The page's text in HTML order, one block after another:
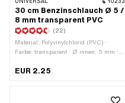
UNIVERSAL 10233
30 cm Benzinschlauch Ø 5 /
8 mm transparent PVC
(22)
Material: Polyvinylchlorid (PVC) ·
Farbe: transparent · Ø innen: 5 mm ·
mm
EUR 2.25